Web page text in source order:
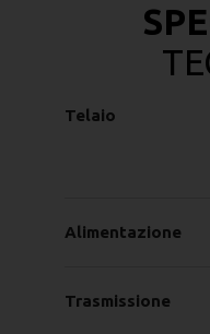
Telaio
Alimentazione
Trasmissione